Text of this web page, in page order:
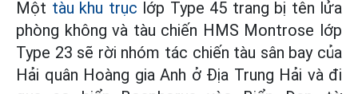
Một tàu khu trục lớp Type 45 trang bị tên lửa
phòng không và tàu chiến HMS Montrose lớp
Type 23 sẽ rời nhóm tác chiến tàu sân bay của
Hải quân Hoàng gia Anh ở Địa Trung Hải và đi